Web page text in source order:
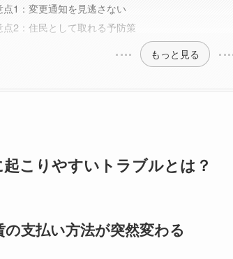
点1：変更通知を見逃さない
点2：住民として取れる予防策
もっと見る
こりやすいトラブルとは？
の支払い方法が突然変わる